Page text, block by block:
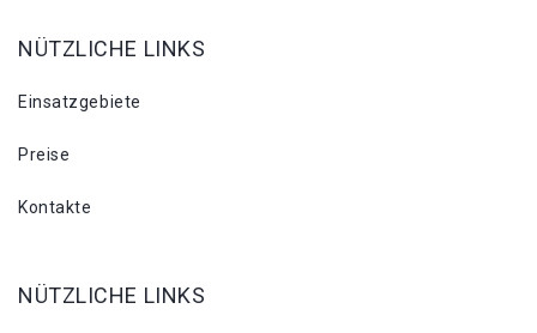
NÜTZLICHE LINKS
Einsatzgebiete
Preise
Kontakte
NÜTZLICHE LINKS